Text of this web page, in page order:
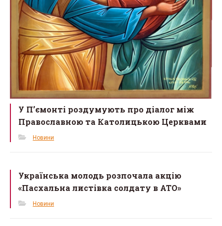
У П’ємонті роздумують про діалог між
Православною та Католицькою Церквами
Новини
Українська молодь розпочала акцію
«Пасхальна листівка солдату в АТО»
Новини